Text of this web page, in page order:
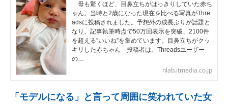
母も驚くほど、目鼻立ちがはっきりしていた赤ち
ゃん。当時と2歳になった現在を比べる写真がThre
adsに投稿されました。予想外の成長ぶりが話題と
なり、記事執筆時点で50万回表示を突破、2100件
を超える”いいね”を集めています。目鼻立ちがクッ
キリした赤ちゃん 投稿者は、Threadsユーザー
の…
nlab.itmedia.co.jp
「モデルになる」と言って周囲に笑われていた女